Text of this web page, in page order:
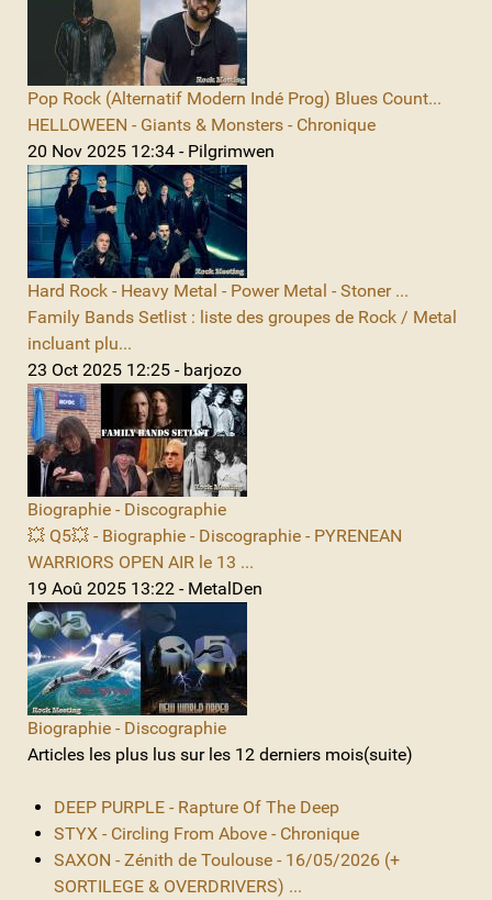
Pop Rock (Alternatif Modern Indé Prog) Blues Count...
HELLOWEEN - Giants & Monsters - Chronique
20 Nov 2025 12:34 - Pilgrimwen
Hard Rock - Heavy Metal - Power Metal - Stoner ...
Family Bands Setlist : liste des groupes de Rock / Metal
incluant plu...
23 Oct 2025 12:25 - barjozo
Biographie - Discographie
💥 Q5💥 - Biographie - Discographie - PYRENEAN
WARRIORS OPEN AIR le 13 ...
19 Aoû 2025 13:22 - MetalDen
Biographie - Discographie
Articles les plus lus sur les 12 derniers mois(suite)
DEEP PURPLE - Rapture Of The Deep
STYX - Circling From Above - Chronique
SAXON - Zénith de Toulouse - 16/05/2026 (+
SORTILEGE & OVERDRIVERS) ...